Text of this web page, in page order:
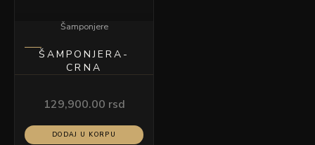
Šamponjere
ŠAMPONJERA-
CRNA
129,900.00 rsd
DODAJ U KORPU